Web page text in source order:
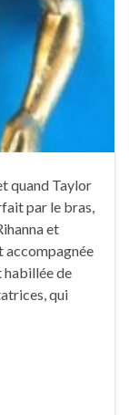
quand Taylor
par le bras,
et
accompagnée
habillée de
qui